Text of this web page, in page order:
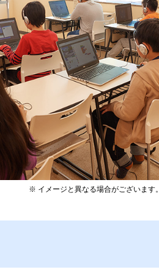
※ イメージと異なる場合がございます。